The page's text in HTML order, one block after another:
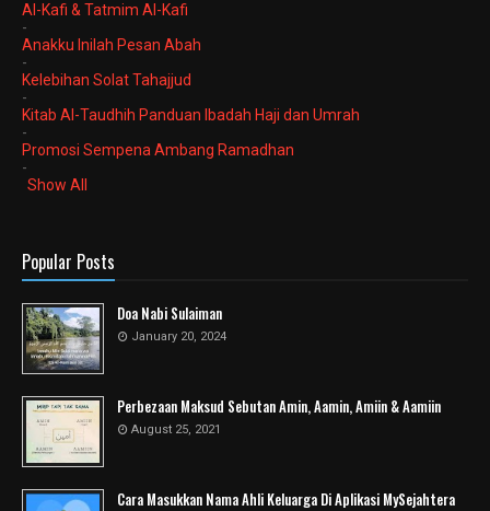
Al-Kafi & Tatmim Al-Kafi
-
Anakku Inilah Pesan Abah
-
Kelebihan Solat Tahajjud
-
Kitab Al-Taudhih Panduan Ibadah Haji dan Umrah
-
Promosi Sempena Ambang Ramadhan
-
Show All
Popular Posts
Doa Nabi Sulaiman
January 20, 2024
Perbezaan Maksud Sebutan Amin, Aamin, Amiin & Aamiin
August 25, 2021
Cara Masukkan Nama Ahli Keluarga Di Aplikasi MySejahtera